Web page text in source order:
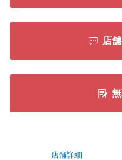
店
店舗詳細